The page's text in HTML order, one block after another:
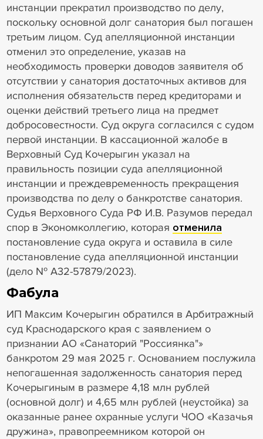
инстанции прекратил производство по делу,
поскольку основной долг санатория был погашен
третьим лицом. Суд апелляционной инстанции
отменил это определение, указав на
необходимость проверки доводов заявителя об
отсутствии у санатория достаточных активов для
исполнения обязательств перед кредиторами и
оценки действий третьего лица на предмет
добросовестности. Суд округа согласился с судом
первой инстанции. В кассационной жалобе в
Верховный Суд Кочерыгин указал на
правильность позиции суда апелляционной
инстанции и преждевременность прекращения
производства по делу о банкротстве санатория.
Судья Верховного Суда РФ И.В. Разумов передал
спор в Экономколлегию, которая отменила
постановление суда округа и оставила в силе
постановление суда апелляционной инстанции
(дело № А32-57879/2023).
Фабула
ИП Максим Кочерыгин обратился в Арбитражный
суд Краснодарского края с заявлением о
признании АО «Санаторий "Россиянка"»
банкротом 29 мая 2025 г. Основанием послужила
непогашенная задолженность санатория перед
Кочерыгиным в размере 4,18 млн рублей
(основной долг) и 4,65 млн рублей (неустойка) за
оказанные ранее охранные услуги ЧОО «Казачья
дружина», правопреемником которой он